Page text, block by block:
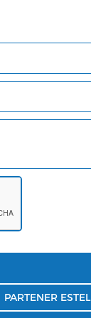
PARTENER ESTEL